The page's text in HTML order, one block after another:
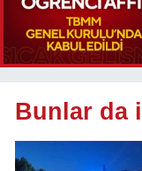
Bunlar da